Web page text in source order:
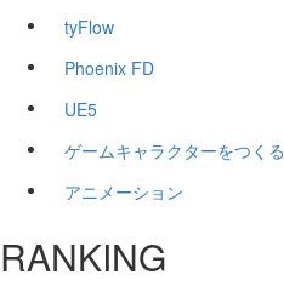
tyFlow
Phoenix FD
UE5
ゲームキャラクターをつくる
アニメーション
RANKING